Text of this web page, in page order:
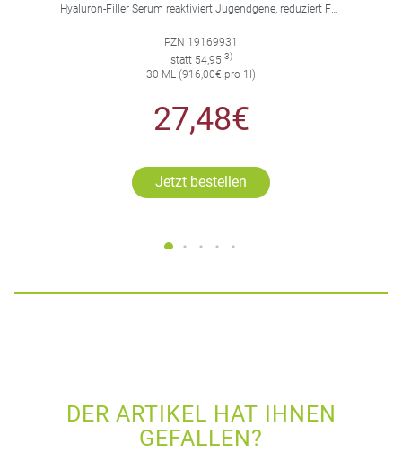
PZN 19169931
statt 54,95 3)
30 ML (916,00€ pro 1l)
27,48€
Jetzt bestellen
DER ARTIKEL HAT IHNEN
GEFALLEN?